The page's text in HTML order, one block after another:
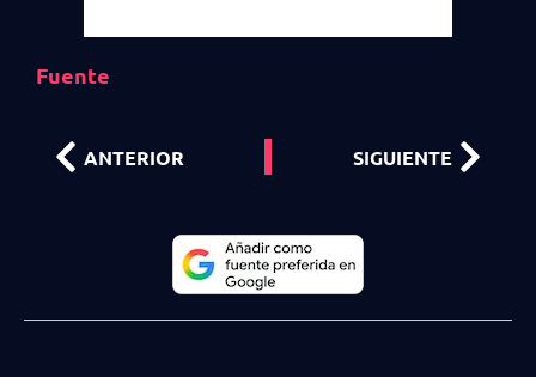
Fuente
ANTERIOR SIGUIENTE